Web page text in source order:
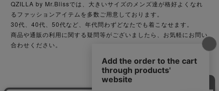
QZILLA by Mr.Blissでは、大きいサイズのメンズ達が格好よくなれ
るファッションアイテムを多数ご用意しております。
30代、40代、50代など、年代問わずどなたでも着こなせます。
商品や通販の利用に関する疑問等がございましたら、お気軽にお問い
合わせください。